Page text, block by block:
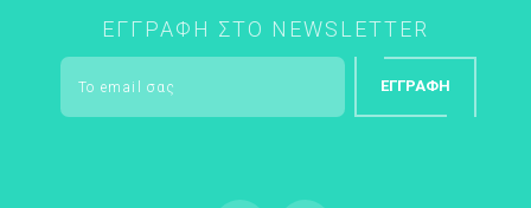
ΕΓΓΡΑΦΉ ΣΤΟ NEWSLETTER
ΕΓΓΡΑΦΉ